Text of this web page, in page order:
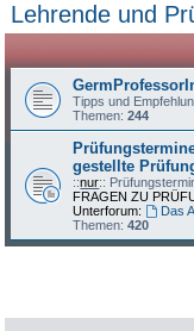
Lehrende und
Tipps und
Themen:244
gestellte
::nur::
FRAGEN ZU
Unterforum:
Das
Themen:420